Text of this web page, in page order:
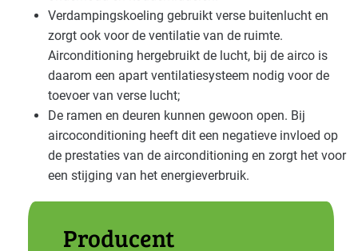
Verdampingskoeling gebruikt verse buitenlucht en
zorgt ook voor de ventilatie van de ruimte.
Airconditioning hergebruikt de lucht, bij de airco is
daarom een apart ventilatiesysteem nodig voor de
toevoer van verse lucht;
De ramen en deuren kunnen gewoon open. Bij
aircoconditioning heeft dit een negatieve invloed op
de prestaties van de airconditioning en zorgt het voor
een stijging van het energieverbruik.
Producent